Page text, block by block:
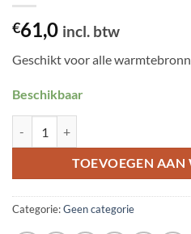
€61,0 incl. btw
Geschikt voor alle
Beschikbaar
TOEVOEGEN AAN
Categorie:Geen categorie